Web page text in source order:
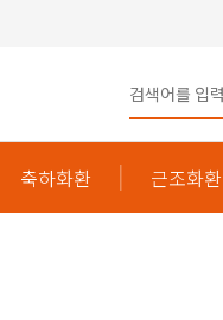
축하화환 근조화환